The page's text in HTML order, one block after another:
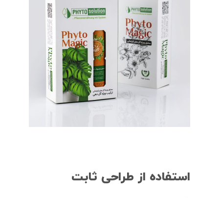
استفاده از طراحی ثابت